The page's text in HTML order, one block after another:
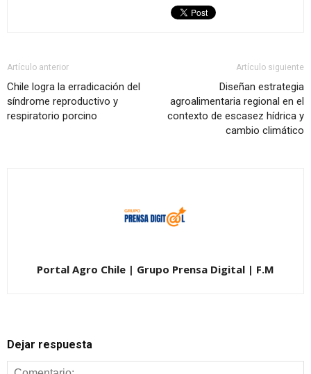
Artículo anterior
Chile logra la erradicación del
síndrome reproductivo y
respiratorio porcino
Artículo siguiente
Diseñan estrategia
agroalimentaria regional en el
contexto de escasez hídrica y
cambio climático
Portal Agro Chile | Grupo Prensa Digital | F.M
Dejar respuesta